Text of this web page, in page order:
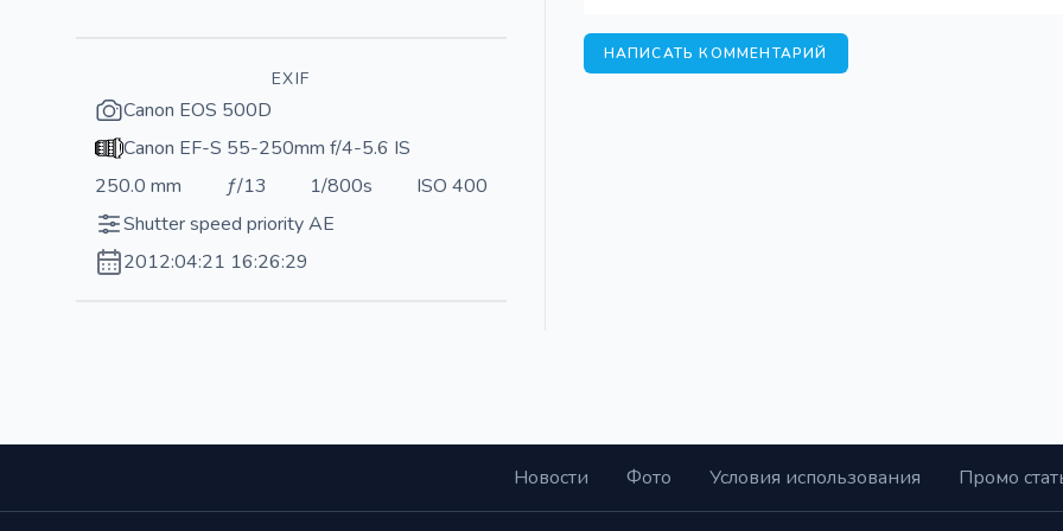
EXIF
Canon EOS 500D
Canon EF-S 55-250mm f/4-5.6 IS
250.0 mm
ƒ/13 1/800s
ISO 400
Shutter speed priority AE
2012:04:21 16:26:29
НАПИСАТЬ КОММЕНТАРИЙ
Новости Фото Условия использования
Промо